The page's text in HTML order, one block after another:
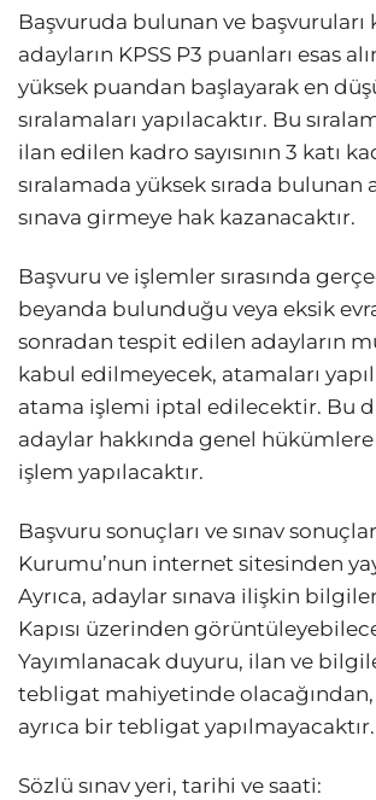
Başvuruda bulunan ve başvuruları
adayların KPSS P3 puanları esas
yüksek puandan başlayarak en
sıralamaları yapılacaktır. Bu
ilan edilen kadro sayısının 3 katı
sıralamada yüksek sırada bulunan
sınava girmeye hak kazanacaktır.
Başvuru ve işlemler sırasında
beyanda bulunduğu veya eksik
sonradan tespit edilen adayların
kabul edilmeyecek, atamaları
atama işlemi iptal edilecektir. Bu
adaylar hakkında genel hükümlere
işlem yapılacaktır.
Başvuru sonuçları ve sınav
Kurumu’nun internet sitesinden
Ayrıca, adaylar sınava ilişkin
Kapısı üzerinden
Yayımlanacak duyuru, ilan ve
tebligat mahiyetinde olacağından,
ayrıca bir tebligat yapılmayacaktır.
Sözlü sınav yeri, tarihi ve saati: